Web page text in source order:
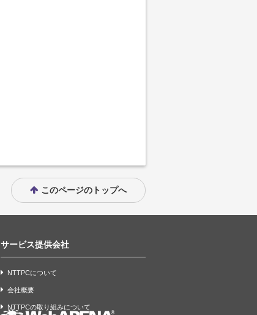
このページのトップへ
サービス提供会社
NTTPCについて
会社概要
NTTPCの取り組みについて